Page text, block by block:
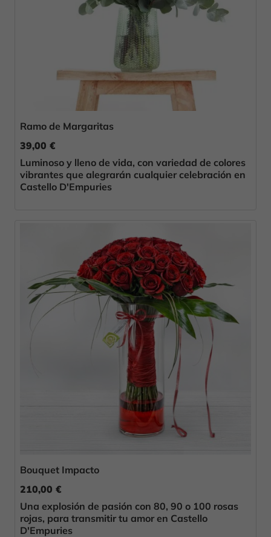
Ramo de Margaritas
39,00 €
Luminoso y lleno de vida, con variedad de colores
vibrantes que alegrarán cualquier celebración en
Castello D'Empuries
Bouquet Impacto
210,00 €
Una explosión de pasión con 80, 90 o 100 rosas
rojas, para transmitir tu amor en Castello
D'Empuries